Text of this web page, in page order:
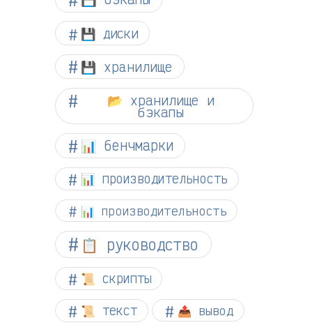
💾 диски
💾 хранилище
📂 хранилище и
бэкапы
📊 бенчмарки
📊 производительность
📊 производительность
📋 руководство
📜 скрипты
📜 текст 📤 вывод